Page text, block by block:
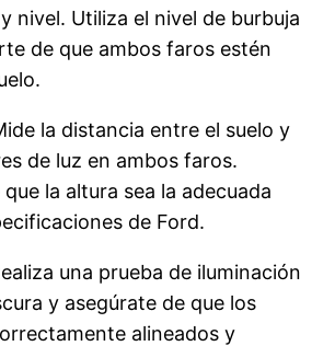
nivel. Utiliza el nivel de burbuja
de que ambos faros estén
la distancia entre el suelo y
de luz en ambos faros.
la altura sea la adecuada
de Ford.
una prueba de iluminación
y asegúrate de que los
alineados y